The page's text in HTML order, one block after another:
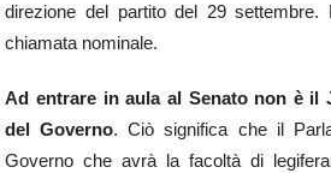
direzione del partito del 29
chiamata nominale.
Ad entrare in aula al Senato non è il
del Governo. Ciò significa che il
Governo che avrà la facoltà di